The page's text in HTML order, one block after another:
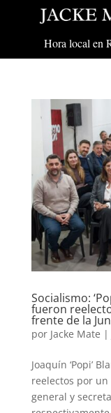
Hora local en
Socialismo:
fueron
frente de la
por Jacke Mate |
Joaquín ‘Popi’
reelectos por
general y